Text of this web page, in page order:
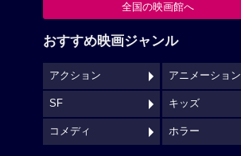
全国の映画館へ
おすすめ映画ジャンル
アクション アニメーション
SF キッズ
コメディ ホラー